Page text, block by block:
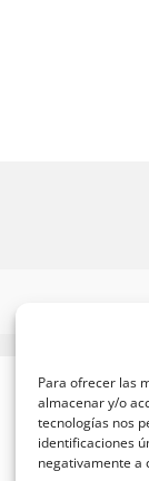
Para ofrecer las
almacenar y/o
tecnologías nos
identificaciones
negativamente a